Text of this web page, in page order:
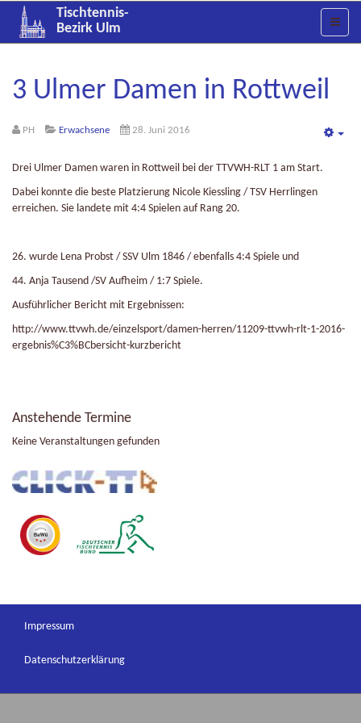
Tischtennis-
Bezirk Ulm
3 Ulmer Damen in Rottweil
PH Erwachsene 28. Juni 2016
Drei Ulmer Damen waren in Rottweil bei der TTVWH-RLT 1 am Start.
Dabei konnte die beste Platzierung Nicole Kiessling / TSV Herrlingen
erreichen. Sie landete mit 4:4 Spielen auf Rang 20.
26. wurde Lena Probst / SSV Ulm 1846 / ebenfalls 4:4 Spiele und
44. Anja Tausend /SV Aufheim / 1:7 Spiele.
Ausführlicher Bericht mit Ergebnissen:
http://www.ttvwh.de/einzelsport/damen-herren/11209-ttvwh-rlt-1-2016-
ergebnis%C3%BCbersicht-kurzbericht
Anstehende Termine
Keine Veranstaltungen gefunden
Impressum
Datenschutzerklärung